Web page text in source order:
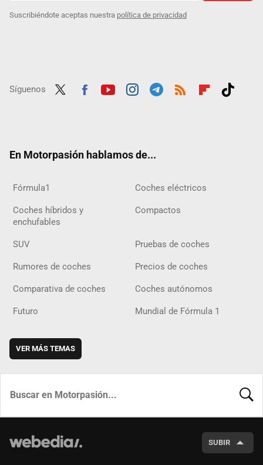
Suscribiéndote aceptas nuestra política de privacidad
Síguenos
En Motorpasión hablamos de...
Fórmula1 Coches eléctricos
Coches híbridos y
enchufables
Compactos
SUV Pruebas de coches
Rumores de coches Precios de coches
Comparativa de coches Coches autónomos
Futuro Mundial de Fórmula 1
VER MÁS TEMAS
SUBIR